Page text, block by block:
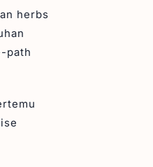
herbs
path